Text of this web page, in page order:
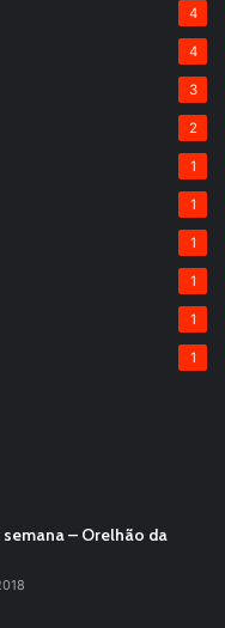
4
4
3
2
1
1
1
1
1
1
– Orelhão da